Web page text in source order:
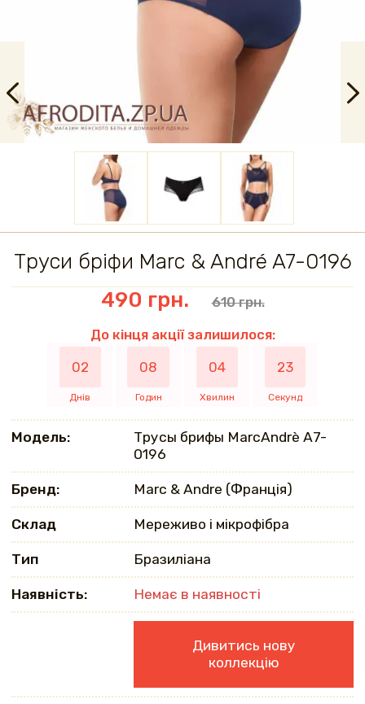
Труси бріфи Marc & André A7-0196
490 грн.
610 грн.
До кінця акції залишилося:
02
Днів
08
Годин
04
Хвилин
22
Секунд
Модель:
Трусы брифы MarcAndrè A7-
0196
Бренд: Marc & Andre (Франція)
Склад Мереживо і мікрофібра
Тип Бразиліана
Наявність: Немає в наявності
Дивитись нову
коллекцію